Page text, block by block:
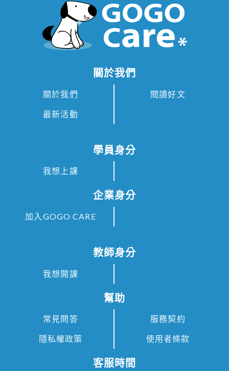
關於我們
關於我們 閱讀好文
最新活動
學員身分
我想上課
企業身分
加入GOGO CARE
教師身分
我想開課
幫助
常見問答 服務契約
隱私權政策 使用者條款
客服時間